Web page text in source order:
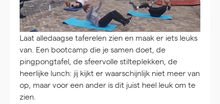
Laat alledaagse taferelen zien en maak er iets leuks
van. Een bootcamp die je samen doet, de
pingpongtafel, de sfeervolle stilteplekken, de
heerlijke lunch: jij kijkt er waarschijnlijk niet meer van
op, maar voor een ander is dit juist heel leuk om te
zien.